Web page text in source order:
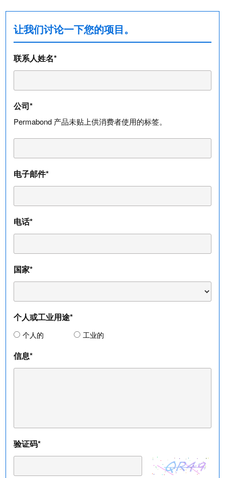
让我们讨论一下您的项目。
联系人姓名*
公司*
Permabond 产品未贴上供消费者使用的标签。
电子邮件*
电话*
国家*
个人或工业用途*
个人的 工业的
信息*
验证码*